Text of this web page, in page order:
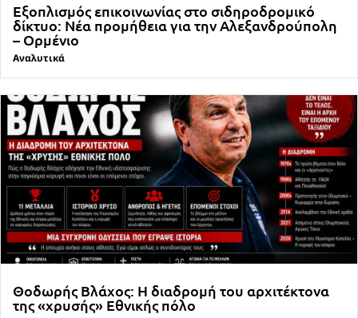
Εξοπλισμός επικοινωνίας στο σιδηροδρομικό
δίκτυο: Νέα προμήθεια για την Αλεξανδρούπολη
– Ορμένιο
Αναλυτικά
Θοδωρής Βλάχος: Η διαδρομή του αρχιτέκτονα
της «χρυσής» Εθνικής πόλο